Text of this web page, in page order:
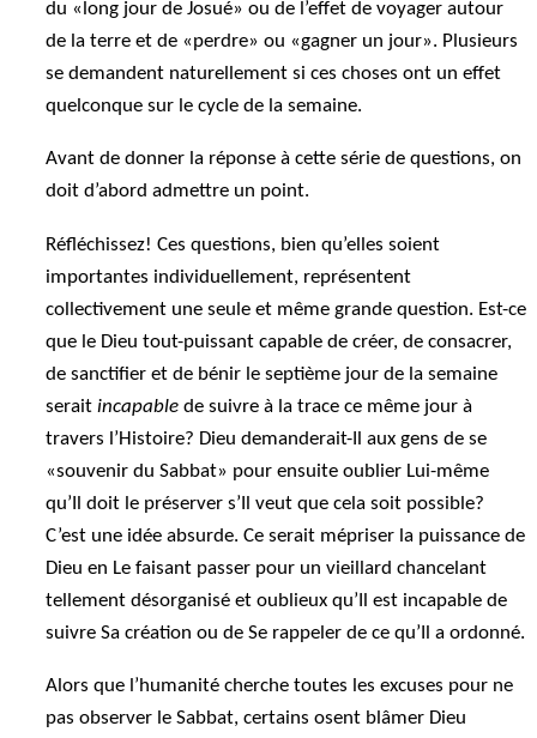
du «long jour de Josué» ou de l’effet de voyager autour
de la terre et de «perdre» ou «gagner un jour». Plusieurs
se demandent naturellement si ces choses ont un effet
quelconque sur le cycle de la semaine.
Avant de donner la réponse à cette série de questions, on
doit d’abord admettre un point.
Réfléchissez! Ces questions, bien qu’elles soient
importantes individuellement, représentent
collectivement une seule et même grande question. Est-ce
que le Dieu tout-puissant capable de créer, de consacrer,
de sanctifier et de bénir le septième jour de la semaine
seraitincapable de suivre à la trace ce même jour à
travers l’Histoire? Dieu demanderait-Il aux gens de se
«souvenir du Sabbat» pour ensuite oublier Lui-même
qu’Il doit le préserver s’Il veut que cela soit possible?
C’est une idée absurde. Ce serait mépriser la puissance de
Dieu en Le faisant passer pour un vieillard chancelant
tellement désorganisé et oublieux qu’Il est incapable de
suivre Sa création ou de Se rappeler de ce qu’Il a ordonné.
Alors que l’humanité cherche toutes les excuses pour ne
pas observer le Sabbat, certains osent blâmer Dieu